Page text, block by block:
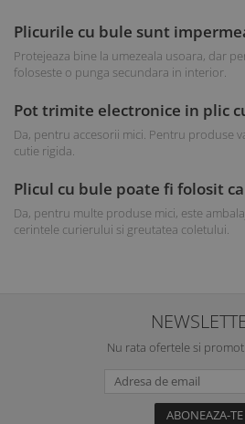
Plicurile cu bule sunt
Protejeaza bine la umezeala usoara, dar
foloseste o punga secundara in interior.
Pot trimite electronice in plic
Da, pentru accesorii mici. Pentru produse
cutie rigida.
Plicul cu bule poate fi folosit
Da, pentru multe produse mici, este
cerintele curierului si greutatea coletului.
Nu rata ofertele si